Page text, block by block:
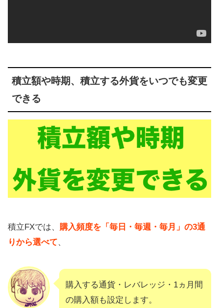
積立額や時期、積立する外貨をいつでも変更
できる
積立FXでは、 購入頻度を「毎日・毎週・毎月」の3通
りから選べて、
購入する通貨・レバレッジ・1ヵ月間
の購入額も設定します。